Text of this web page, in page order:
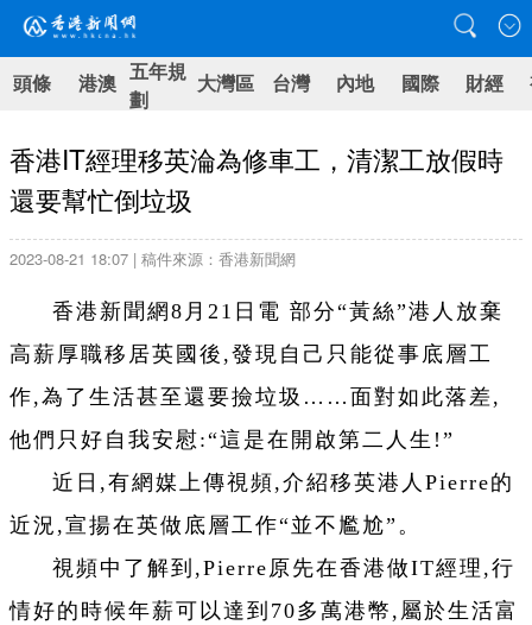
頭條 港澳 五年規
劃
大灣區 台灣 內地 國際 財經
香港IT經理移英淪為修車工，清潔工放假時
還要幫忙倒垃圾
2023-08-21 18:07 | 稿件來源：香港新聞網
香港新聞網8月21日電 部分“黃絲”港人放棄
高薪厚職移居英國後,發現自己只能從事底層工
作,為了生活甚至還要撿垃圾……面對如此落差,
他們只好自我安慰:“這是在開啟第二人生!”
近日,有網媒上傳視頻,介紹移英港人Pierre的
近況,宣揚在英做底層工作“並不尷尬”。
視頻中了解到,Pierre原先在香港做IT經理,行
情好的時候年薪可以達到70多萬港幣,屬於生活富